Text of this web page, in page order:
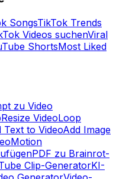
SongsTikTok Trends
Videos suchenViral
ShortsMost Liked
zu Video
Resize VideoLoop
Text to VideoAdd Image
Motion
PDF zu Brainrot-
Clip-GeneratorKI-